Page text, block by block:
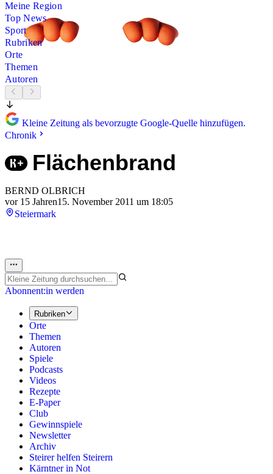
Meine Region
Top News
Sport
Rubriken
Orte
Themen
Autoren
Kleine Zeitung als bevorzugte Google-Quelle hinzufügen.
Chronik
Flächenbrand
BERND OLBRICH
vor 15 Jahren15. November 2011 um 18:05
Steiermark
Abonnent:in werden
Rubriken
Orte
Themen
Autoren
Spiele
Podcasts
Videos
Rezepte
E-Paper
Club
Gewinnspiele
Newsletter
Archiv
Steirer helfen Steirern
Kärntner in Not